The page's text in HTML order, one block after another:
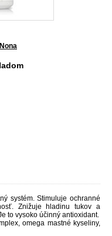
systém. Stimuluje ochranné
Znižuje hladinu tukov a
to vysoko účinný antioxidant.
omega mastné kyseliny,